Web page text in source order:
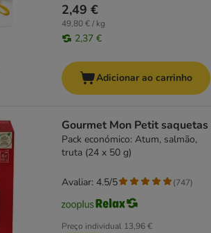
2,49 €
49,80 € / kg
2,37 €
Adicionar ao carrinho
Gourmet Mon Petit saquetas
Pack económico: Atum, salmão,
truta (24 x 50 g)
Preço individual 13,96 €
Avaliar: 4.5/5 (747)